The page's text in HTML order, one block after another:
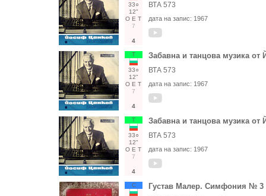
33○
12"
О Е Т
7
4
ВТА 573
дата на запис: 1967
Т
33○
12"
О Е Т
7
4
Забавна и танцова музика
ВТА 573
дата на запис: 1967
Т
33○
12"
О Е Т
7
4
Забавна и танцова музика
ВТА 573
дата на запис: 1967
С Густав Малер. Симфония № 3